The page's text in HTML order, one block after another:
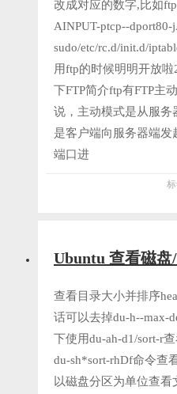
改成对应的数字,比如
AINPUT-ptcp--
sudo/etc/rc.d/init.d/
用ftp的时候明明开放
下FTP简介ftp有FTP主
说，主动模式是从服务
是客户端向服务器端发
端口进
标
Ubuntu 查看磁
查看目录大小并排序
话可以去掉du-h--max-
下使用du-ah-d1/sort-r
du-sh*sort-rhDf命令查
以磁盘分区为单位查